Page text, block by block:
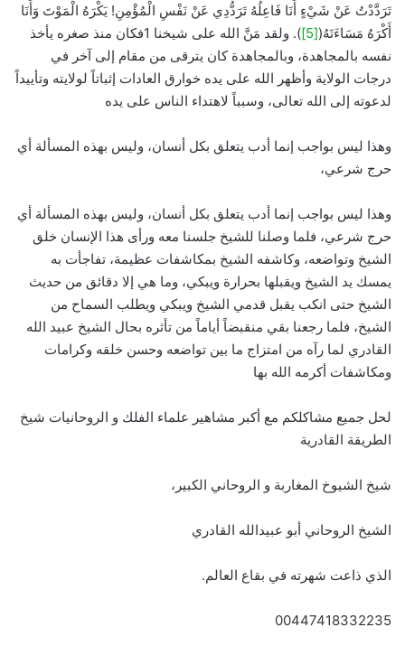
تَرَدَّدْتُ عَنْ شَيْءٍ أَنَا فَاعِلُهُ تَرَدُّدِي عَنْ نَفْسِ الْمُؤْمِنِ! يَكْرَهُ الْمَوْتَ وَأَنَا
أَكْرَهُ مَسَاءَتَهُ([5]
). ولقد مَنَّ الله على شيخنا 1فكان منذ صغره يأخذ
نفسه بالمجاهدة، وبالمجاهدة كان يترقى من مقام إلى آخر في
درجات الولاية وأظهر الله على يده خوارق العادات إثباتاً لولايته وتأييداً
لدعوته إلى الله تعالى، وسبباً لاهتداء الناس على يده
وهذا ليس بواجب إنما أدب يتعلق بكل أنسان، وليس بهذه المسألة أي
حرج شرعي،
وهذا ليس بواجب إنما أدب يتعلق بكل أنسان، وليس بهذه المسألة أي
حرج شرعي، فلما وصلنا للشيخ جلسنا معه ورأى هذا الإنسان خلق
الشيخ وتواضعه، وكاشفه الشيخ بمكاشفات عظيمة، تفاجأت به
يمسك يد الشيخ ويقبلها بحرارة ويبكي، وما هي إلا دقائق من حديث
الشيخ حتى انكب يقبل قدمي الشيخ ويبكي ويطلب السماح من
الشيخ، فلما رجعنا بقي منقبضاً أياماً من تأثره بحال الشيخ عبيد الله
القادري لما رآه من امتزاج ما بين تواضعه وحسن خلقه وكرامات
ومكاشفات أكرمه الله بها
لحل جميع مشاكلكم مع أكبر مشاهير علماء الفلك و الروحانيات شيخ
الطريقة القادرية
شيخ الشيوخ المغاربة و الروحاني الكبير،
الشيخ الروحاني أبو عبيدالله القادري
الذي ذاعت شهرته في بقاع العالم.
00447418332235